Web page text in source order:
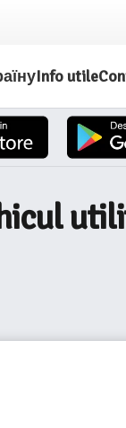
Info utile